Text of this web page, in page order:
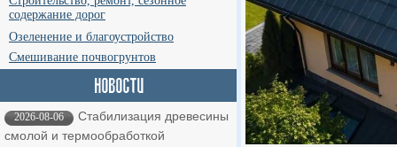
содержание дорог
Озеленение и благоустройство
Смешивание почвогрунтов
2026-08-06
Стабилизация древесины
смолой и термообработкой ​